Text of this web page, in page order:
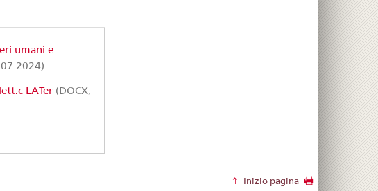
umani e
LATer(DOCX,
Inizio pagina